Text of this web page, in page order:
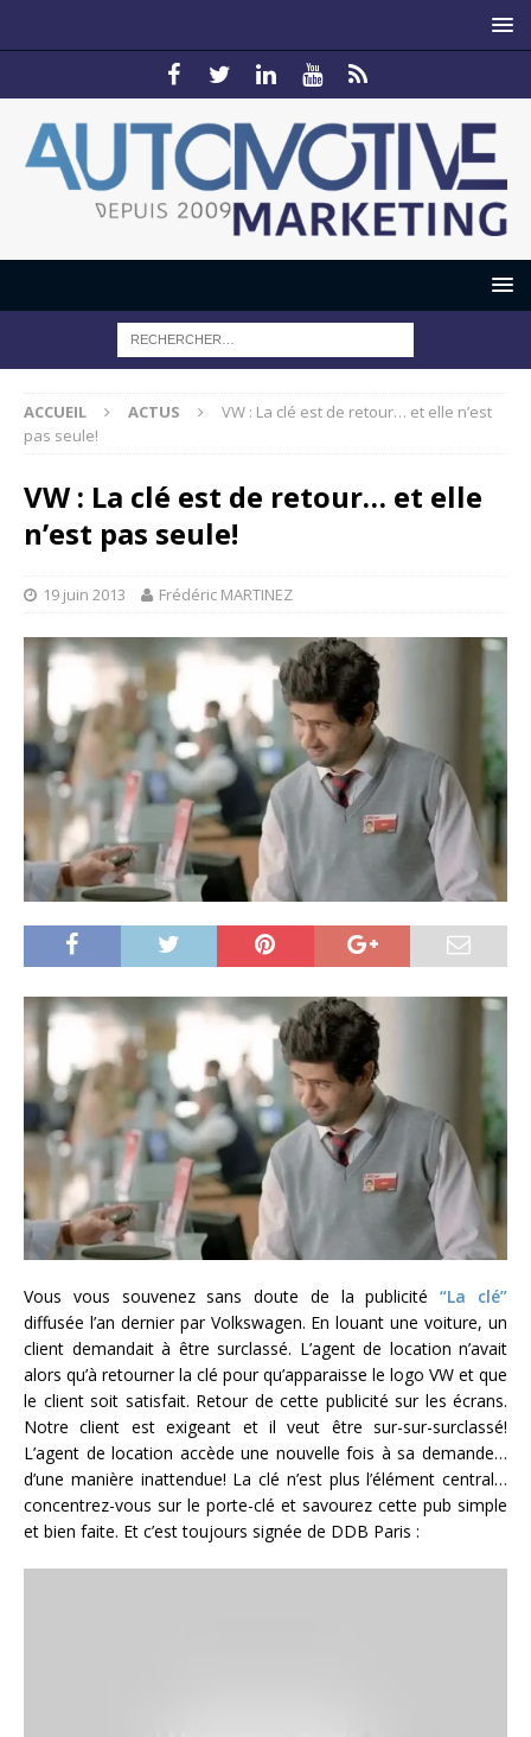
ACCUEIL ACTUS
VW : La clé est de retour… et elle n’est
pas seule!
VW : La clé est de retour… et elle
n’est pas seule!
19 juin 2013 Frédéric MARTINEZ
Vous vous souvenez sans doute de la publicité“La clé”
diffusée l’an dernier par Volkswagen. En louant une voiture, un
client demandait à être surclassé. L’agent de location n’avait
alors qu’à retourner la clé pour qu’apparaisse le logo VW et que
le client soit satisfait. Retour de cette publicité sur les écrans.
Notre client est exigeant et il veut être sur-sur-surclassé!
L’agent de location accède une nouvelle fois à sa demande…
d’une manière inattendue! La clé n’est plus l’élément central…
concentrez-vous sur le porte-clé et savourez cette pub simple
et bien faite. Et c’est toujours signée de DDB Paris :